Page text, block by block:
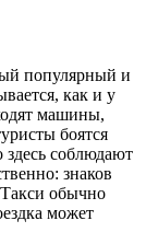
популярный и
как и у
машины,
боятся
здесь соблюдают
знаков
обычно
может